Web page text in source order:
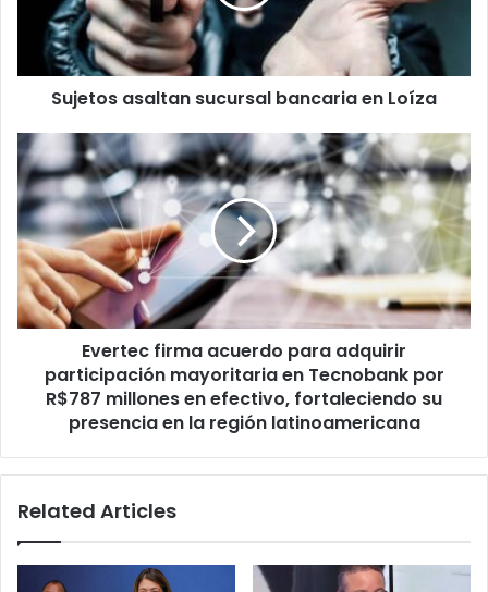
Sujetos asaltan sucursal bancaria en Loíza
Evertec
firma
acuerdo
para
adquirir
participación
mayoritaria
en
Tecnobank
R$787
millones
fortaleciendo
presencia
región
Evertec firma acuerdo para adquirir
participación mayoritaria en Tecnobank por
R$787 millones en efectivo, fortaleciendo su
presencia en la región latinoamericana
Related Articles